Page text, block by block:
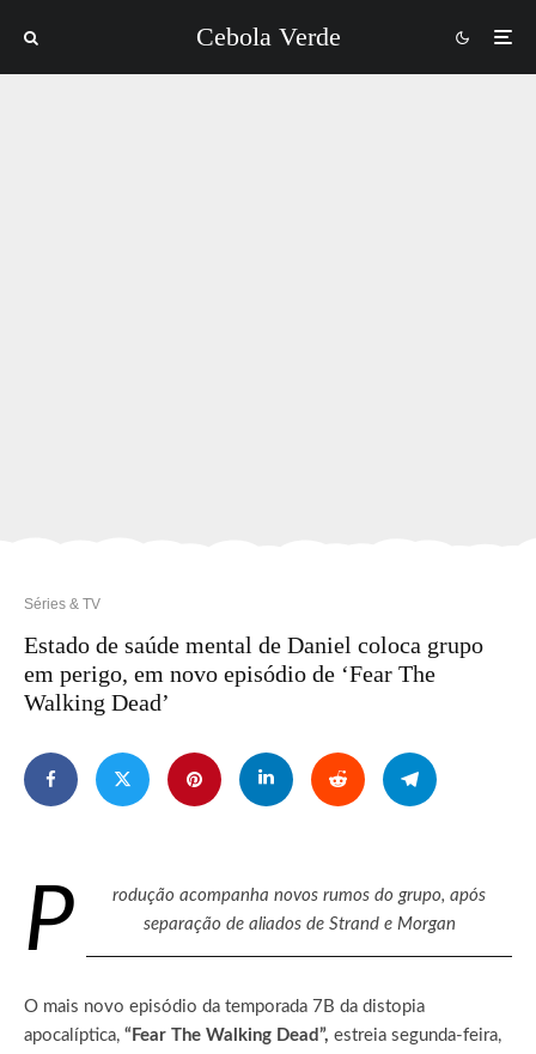
Cebola Verde
Séries & TV
Estado de saúde mental de Daniel coloca grupo
em perigo, em novo episódio de ‘Fear The
Walking Dead’
P
rodução acompanha novos rumos do grupo, após
separação de aliados de Strand e Morgan
O mais novo episódio da temporada 7B da distopia
apocalíptica, “Fear The Walking Dead”, estreia segunda-feira,